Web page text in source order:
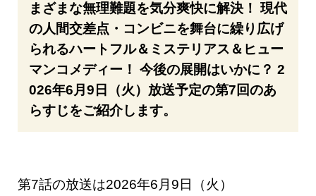
まざまな無理難題を気分爽快に解決！ 現代
の人間交差点・コンビニを舞台に繰り広げ
られるハートフル＆ミステリアス＆ヒュー
マンコメディー！ 今後の展開はいかに？ 2
026年6月9日（火）放送予定の第7回のあ
らすじをご紹介します。
第7話の放送は2026年6月9日（火）